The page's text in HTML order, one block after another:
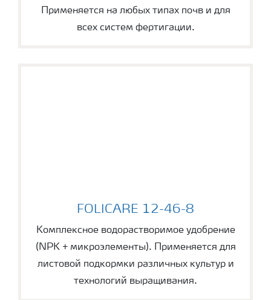
Применяется на любых типах почв и для
всех систем фертигации.
FOLICARE 12-46-8
Комплексное водорастворимое удобрение
(NPK + микроэлементы). Применяется для
листовой подкормки различных культур и
технологий выращивания.